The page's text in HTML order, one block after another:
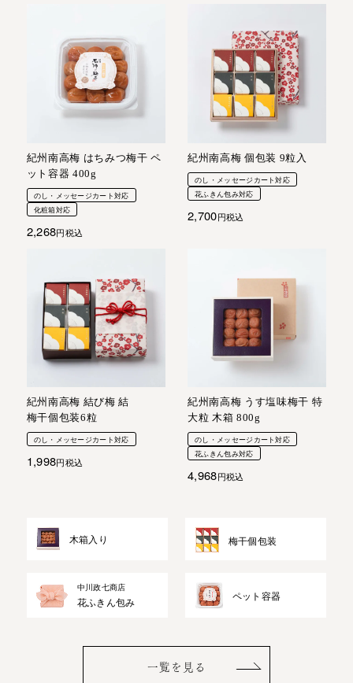
紀州南高梅 はちみつ梅干 ペ
ット容器 400g
のし・メッセージカート対応
化粧箱対応
2,268 税込
紀州南高梅 個包装 9粒入
のし・メッセージカート対応
花ふきん包み対応
2,700 税込
紀州南高梅 結び梅 結
梅干個包装6粒
のし・メッセージカート対応
1,998 税込
紀州南高梅 うす塩味梅干 特
大粒 木箱 800g
のし・メッセージカート対応
花ふきん包み対応
4,968 税込
木箱入り 梅干個包装
中川政七商店
花ふきん包み ペット容器
一覧を見る